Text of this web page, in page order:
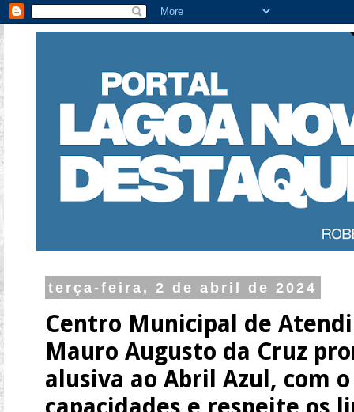
terça-feira, 2 de abril de 2024
Centro Municipal de
Mauro Augusto da Cruz
alusiva ao Abril Azul, com
capacidades e respeite os